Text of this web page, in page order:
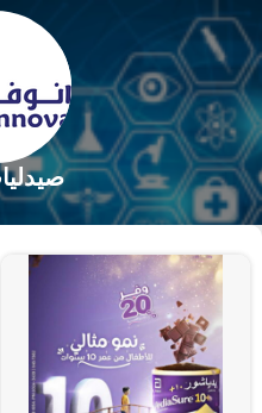
١٢٥٧٢ منتجات